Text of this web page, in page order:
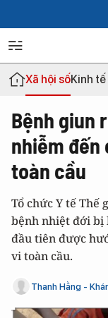
Xã hội sốKinh tế
Bệnh giun
nhiễm đến
toàn cầu
Tổ chức Y tế Thế
bệnh nhiệt đới bị
đầu tiên được
vi toàn cầu.
Thanh Hằng -